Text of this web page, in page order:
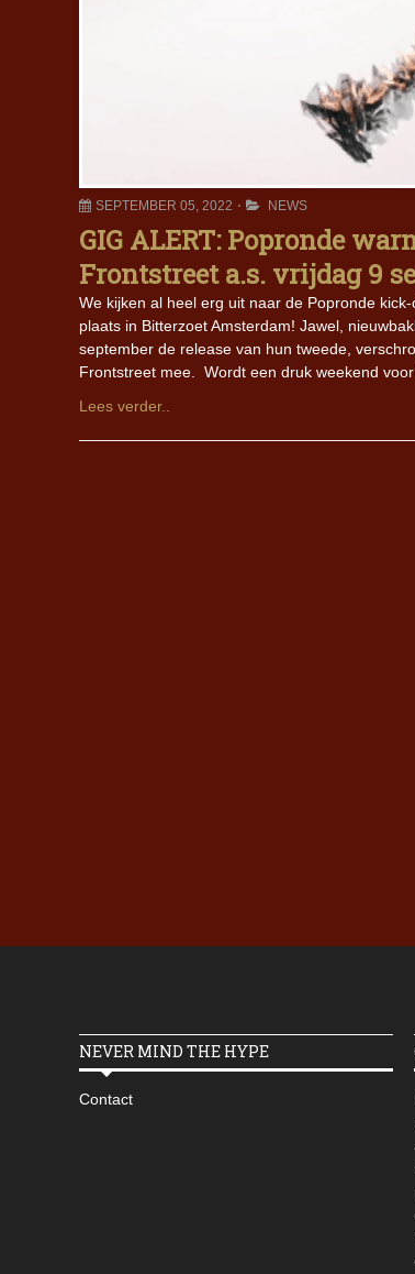
SEPTEMBER 05, 2022 NEWS
GIG ALERT: Popronde
Frontstreet a.s. vrijdag 9
We kijken al heel erg uit naar de Popronde
plaats in Bitterzoet Amsterdam! Jawel,
september de release van hun tweede,
Frontstreet mee. Wordt een druk weekend
Lees verder..
NEVER MIND THE HYPE
Contact